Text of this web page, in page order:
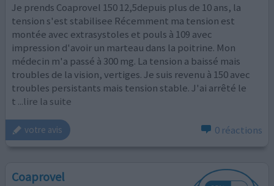
Je prends Coaprovel 150 12,5depuis plus de 10 ans, la
tension s'est stabilisee Récemment ma tension est
montée avec extrasystoles et pouls à 109 avec
impression d'avoir un marteau dans la poitrine. Mon
médecin m'a passé à 300 mg. La tension a baissé mais
troubles de la vision, vertiges. Je suis revenu à 150 avec
troubles persistants mais tension stable. J'ai arrêté le
t ...lire la suite
votre avis 0 réactions
Coaprovel